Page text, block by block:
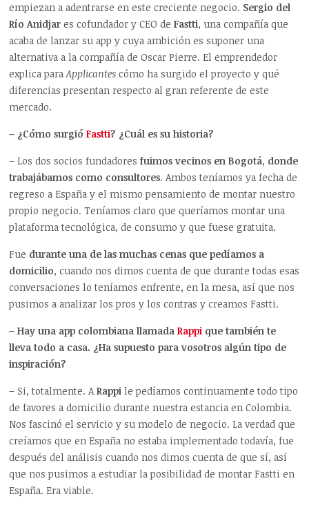
empiezan a adentrarse en este creciente negocio. Sergio del
Río Anidjar es cofundador y CEO deFastti, una compañía que
acaba de lanzar su app y cuya ambición es suponer una
alternativa a la compañía de Oscar Pierre. El emprendedor
explica paraApplicantes cómo ha surgido el proyecto y qué
diferencias presentan respecto al gran referente de este
mercado.
– ¿Cómo surgióFastti? ¿Cuál es su historia?
– Los dos socios fundadoresfuimos vecinos en Bogotá, donde
trabajábamos como consultores. Ambos teníamos ya fecha de
regreso a España y el mismo pensamiento de montar nuestro
propio negocio. Teníamos claro que queríamos montar una
plataforma tecnológica, de consumo y que fuese gratuita.
Fue durante una de las muchas cenas que pedíamos a
domicilio, cuando nos dimos cuenta de que durante todas esas
conversaciones lo teníamos enfrente, en la mesa, así que nos
pusimos a analizar los pros y los contras y creamos Fastti.
– Hay una app colombiana llamadaRappi que también te
lleva todo a casa. ¿Ha supuesto para vosotros algún tipo de
inspiración?
– Si, totalmente. ARappi le pedíamos continuamente todo tipo
de favores a domicilio durante nuestra estancia en Colombia.
Nos fascinó el servicio y su modelo de negocio. La verdad que
creíamos que en España no estaba implementado todavía, fue
después del análisis cuando nos dimos cuenta de que sí, así
que nos pusimos a estudiar la posibilidad de montar Fastti en
España. Era viable.